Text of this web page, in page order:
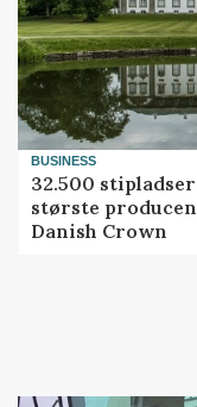
BUSINESS
32.500
største
Danish Crown